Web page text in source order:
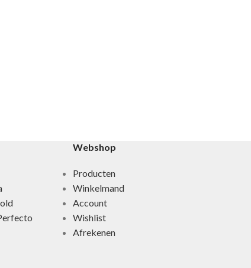
Webshop
Producten
Winkelmand
Account
Wishlist
Afrekenen